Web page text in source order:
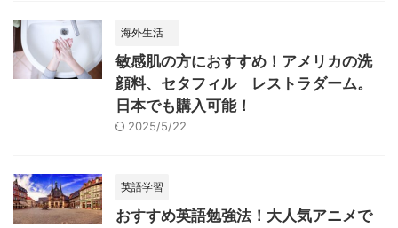
海外生活
敏感肌の方におすすめ！アメリカの洗
顔料、セタフィル レストラダーム。
日本でも購入可能！
2025/5/22
英語学習
おすすめ英語勉強法！大人気アニメで